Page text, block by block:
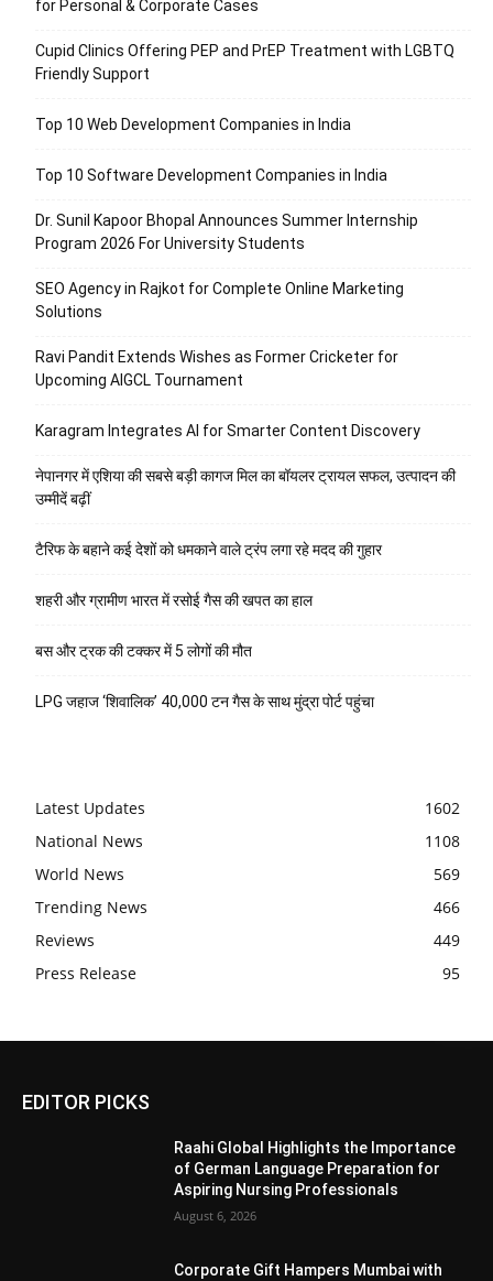
for Personal & Corporate Cases
Cupid Clinics Offering PEP and PrEP Treatment with LGBTQ
Friendly Support
Top 10 Web Development Companies in India
Top 10 Software Development Companies in India
Dr. Sunil Kapoor Bhopal Announces Summer Internship
Program 2026 For University Students
SEO Agency in Rajkot for Complete Online Marketing
Solutions
Ravi Pandit Extends Wishes as Former Cricketer for
Upcoming AIGCL Tournament
Karagram Integrates AI for Smarter Content Discovery
नेपानगर में एशिया की सबसे बड़ी कागज मिल का बॉयलर ट्रायल सफल, उत्पादन की
उम्मीदें बढ़ीं
टैरिफ के बहाने कई देशों को धमकाने वाले ट्रंप लगा रहे मदद की गुहार
शहरी और ग्रामीण भारत में रसोई गैस की खपत का हाल
बस और ट्रक की टक्कर में 5 लोगों की मौत
LPG जहाज ‘शिवालिक’ 40,000 टन गैस के साथ मुंद्रा पोर्ट पहुंचा
Latest Updates
1602
National News
1108
World News
569
Trending News
466
Reviews
449
Press Release
95
EDITOR PICKS
Raahi Global Highlights the Importance
of German Language Preparation for
Aspiring Nursing Professionals
August 6, 2026
Corporate Gift Hampers Mumbai with